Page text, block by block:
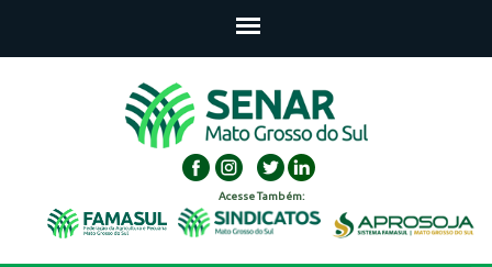
Acesse Também: